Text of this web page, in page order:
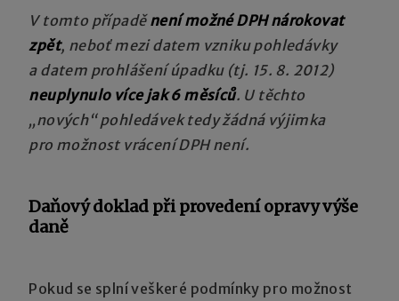
V tomto případěnení možné DPH nárokovat
zpět, neboť mezi datem vzniku pohledávky
a datem prohlášení úpadku (tj. 15. 8. 2012)
neuplynulo více jak 6 měsíců. U těchto
„nových“ pohledávek tedy žádná výjimka
pro možnost vrácení DPH není.
Daňový doklad při provedení opravy výše
daně
Pokud se splní veškeré podmínky pro možnost